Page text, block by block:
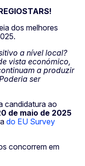
dos melhores
a nível local?
vista económico,
a produzir
ser
candidatura ao
de maio de 2025
do EU Survey
concorrem em